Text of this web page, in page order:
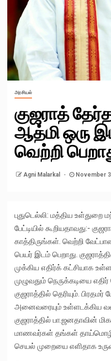
அரசியல்
குஜராத்
ஆத்மி ஒரு
வெற்றி
Agni Malarkal November
புதுடெல்லி: மத்திய உள்துறை
பேட்டியில் கூறியதாவது:-
காத்திருங்கள். வெற்றி
பெயர் இடம் பெறாது.
முக்கிய எதிர்க் கட்சியாக
முழுவதும் நெருக்கடியை
குஜராத்தில் தெரியும். பிரதமர்
அனைவரையும் உள்ளடக்கிய
குஜராத்தில் பா.ஜனதாவின்
மாணவர்கள் தங்கள்
செயல் முறையை எளிதாக